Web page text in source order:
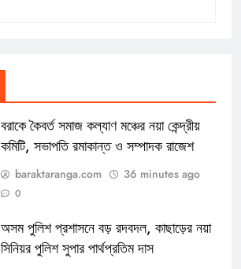
বরাকে কৈবর্ত সমাজ কল্যাণ মঞ্চের নয়া কেন্দ্রীয়
কমিটি, সভাপতি রমাকান্ত ও সম্পাদক রাজেশ
baraktaranga.com 36 minutes ago
0
অসম পুলিশ প্রশাসনে বড় রদবদল, কাছাড়ের নয়া
সিনিয়র পুলিশ সুপার পার্থপ্রতিম দাস